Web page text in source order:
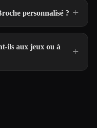
personnalisé ?
ils aux jeux ou à